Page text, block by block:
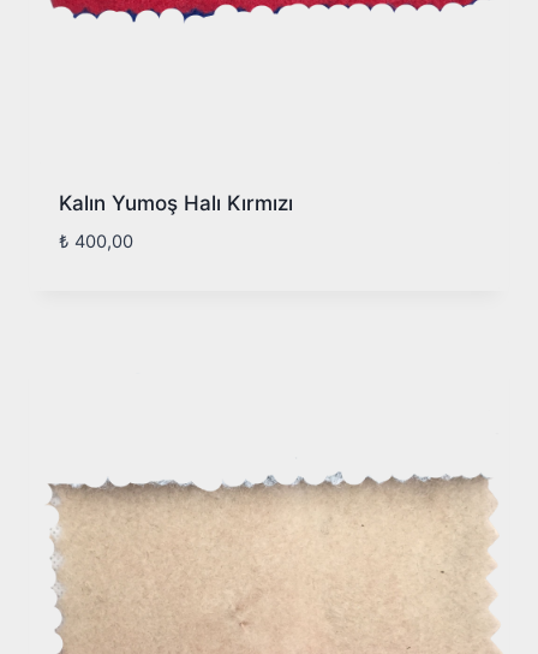
Kalın Yumoş Halı Kırmızı
₺ 400,00